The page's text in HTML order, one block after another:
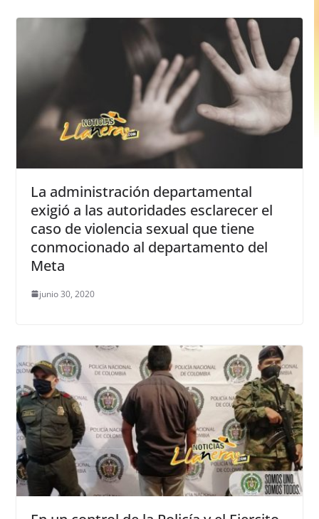
La administración departamental
exigió a las autoridades esclarecer el
caso de violencia sexual que tiene
conmocionado al departamento del
Meta
junio 30, 2020